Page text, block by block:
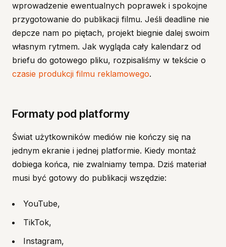
wprowadzenie ewentualnych poprawek i spokojne
przygotowanie do publikacji filmu. Jeśli deadline nie
depcze nam po piętach, projekt biegnie dalej swoim
własnym rytmem. Jak wygląda cały kalendarz od
briefu do gotowego pliku, rozpisaliśmy w tekście o
czasie produkcji filmu reklamowego.
Formaty pod platformy
Świat użytkowników mediów nie kończy się na
jednym ekranie i jednej platformie. Kiedy montaż
dobiega końca, nie zwalniamy tempa. Dziś materiał
musi być gotowy do publikacji wszędzie:
YouTube,
TikTok,
Instagram,